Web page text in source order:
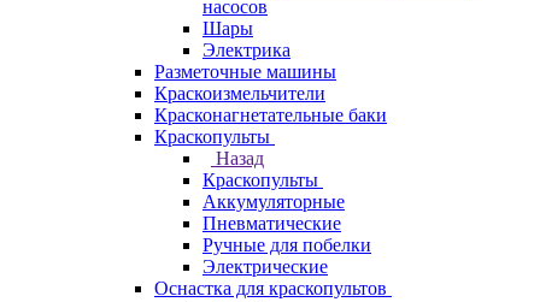
насосов
Шары
Электрика
Разметочные машины
Краскоизмельчители
Красконагнетательные баки
Краскопульты
Назад
Краскопульты
Аккумуляторные
Пневматические
Ручные для побелки
Электрические
Оснастка для краскопультов